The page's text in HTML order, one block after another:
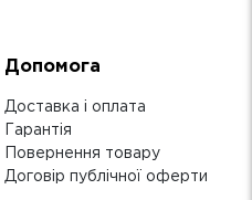
Допомога
Доставка і оплата
Гарантія
Повернення товару
Договір публічної оферти